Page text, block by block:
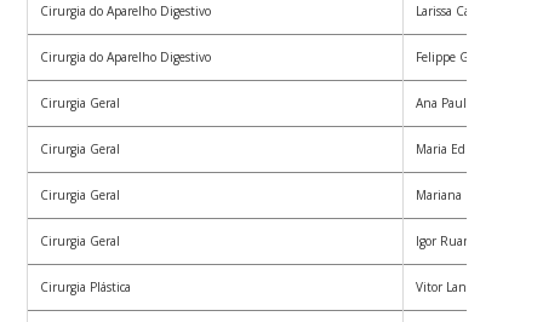
Cirurgia do Aparelho Digestivo Larissa Carneiro
Cirurgia do Aparelho Digestivo Felippe Grisard
Cirurgia Geral Ana Paula Wagner
Cirurgia Geral Maria Eduarda
Cirurgia Geral Mariana Maschmann
Cirurgia Geral Igor Ruan de Araujo
Cirurgia Plástica Vitor Lang Boech